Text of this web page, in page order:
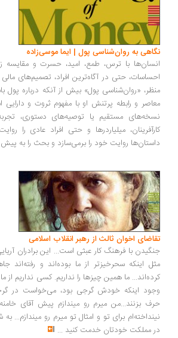
به روان‌شناسی پول | ایما موسی‌زاده
با ترس، طمع، امید، حسرت و مقایسه زندگی
حتی در آگاه‌ترین افراد، تصمیم‌های مالی را
«روان‌شناسی پول» بیش از آنکه درباره پول باشد،
و رابطه پرتنش او با مفهوم ثروت و دارایی است...
مستقیم یا توصیه‌های دستوری، تجربه زندگی
میلیاردرها و حتی افراد عادی را روایت
روایت خود را برمی‌سازد و بحث را به پیش می‌راند
اخوان ثالث از رهبر انقلاب اسلامی
با فرهنگ کار عبثی است... این برادران آریایی ما و
اینکه سحرخیزتر از ما بوده‌اند و رفته‌اند جاهای
ما همین چیزها را نداریم. کسی نداریم از ما انتقاد
اینکه خودش گرجی بود، می‌خواست در
بزنند...من میرم رو میندازم پیش آقای خامنه‌ای،
برای تو و امثال تو میرم رو میندازم... به شرطی
مملکت خودتان خدمت کنید...